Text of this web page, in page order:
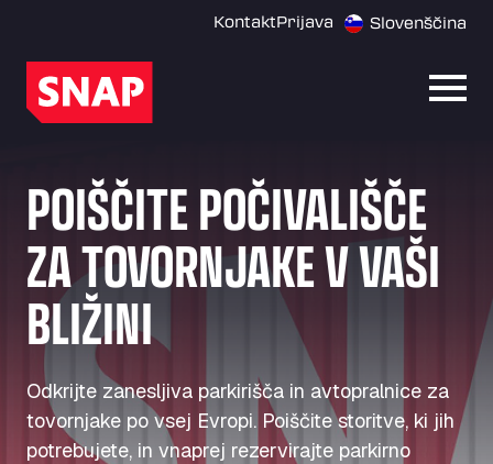
KontaktPrijava Slovenščina
POIŠČITE POČIVALIŠČE
ZA TOVORNJAKE V VAŠI
BLIŽINI
Odkrijte zanesljiva parkirišča in avtopralnice za
tovornjake po vsej Evropi. Poiščite storitve, ki jih
potrebujete, in vnaprej rezervirajte parkirno